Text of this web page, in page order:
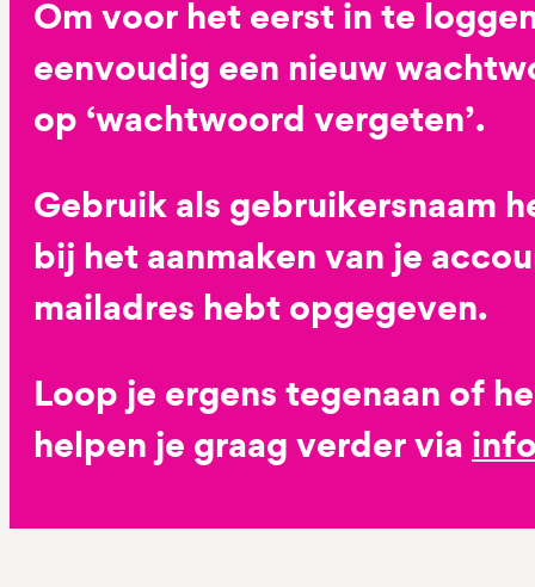
Om voor het eerst in te
eenvoudig een nieuw
op ‘wachtwoord vergeten’.
Gebruik als gebruikersnaam
bij het aanmaken van je
mailadres hebt opgegeven.
Loop je ergens tegenaan of
helpen je graag verder via